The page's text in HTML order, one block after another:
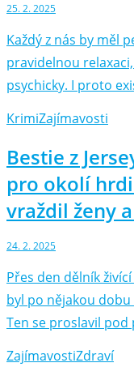
25. 2. 2025
Každý z nás by měl
pravidelnou
psychicky. I proto
KrimiZajímavosti
Bestie z
pro okolí
vraždil ženy
24. 2. 2025
Přes den dělník
byl po nějakou
Ten se proslavil pod
ZajímavostiZdraví